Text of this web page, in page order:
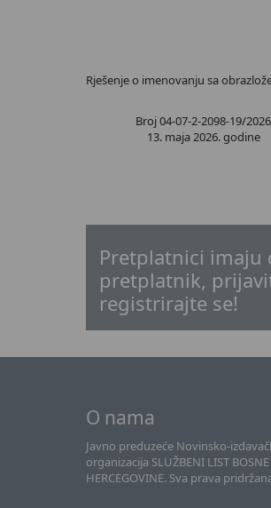
Rješenje o imenovanju sa
Broj 04-07-2-2098-19/2026
13. maja 2026. godine
Pretplatnici imaju
pretplatnik,
registrirajte se!
O nama
Javno preduzeće Novinsko-
organizacija SLUŽBENI LIST
HERCEGOVINE. Sva prava